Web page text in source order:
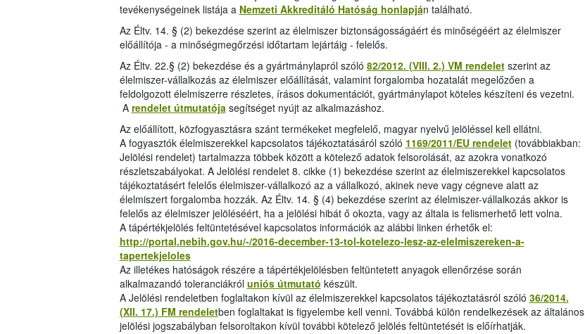
tevékenységeinek listája a Nemzeti Akkreditáló Hatóság honlapján található.
Az Éltv. 14. § (2) bekezdése szerint az élelmiszer biztonságosságáért és minőségéért az élelmiszer
előállítója - a minőségmegőrzési időtartam lejártáig - felelős.
Az Éltv. 22.§ (2) bekezdése és a gyártmánylapról szóló 82/2012. (VIII. 2.) VM rendeletszerint az
élelmiszer-vállalkozás az élelmiszer előállítását, valamint forgalomba hozatalát megelőzően a
feldolgozott élelmiszerre részletes, írásos dokumentációt, gyártmánylapot köteles készíteni és vezetni.
A rendelet útmutatójasegítséget nyújt az alkalmazáshoz.
Az előállított, közfogyasztásra szánt termékeket megfelelő, magyar nyelvű jelöléssel kell ellátni.
A fogyasztók élelmiszerekkel kapcsolatos tájékoztatásáról szóló 1169/2011/EU rendelet(továbbiakban:
Jelölési rendelet) tartalmazza többek között a kötelező adatok felsorolását, az azokra vonatkozó
részletszabályokat. A Jelölési rendelet 8. cikke (1) bekezdése szerint az élelmiszerekkel kapcsolatos
tájékoztatásért felelős élelmiszer-vállalkozó az a vállalkozó, akinek neve vagy cégneve alatt az
élelmiszert forgalomba hozzák. Az Éltv. 14. § (4) bekezdése szerint az élelmiszer-vállalkozás akkor is
felelős az élelmiszer jelöléséért, ha a jelölési hibát ő okozta, vagy az általa is felismerhető lett volna.
A tápértékjelölés feltüntetésével kapcsolatos információk az alábbi linken érhetők el:
http://portal.nebih.gov.hu/-/2016-december-13-tol-kotelezo-lesz-az-elelmiszereken-a-
tapertekjeloles
Az illetékes hatóságok részére a tápértékjelölésben feltüntetett anyagok ellenőrzése során
alkalmazandó toleranciákról uniós útmutató készült.
A Jelölési rendeletben foglaltakon kívül az élelmiszerekkel kapcsolatos tájékoztatásról szóló 36/2014.
(XII. 17.) FM rendeletben foglaltakat is figyelembe kell venni. Továbbá külön rendelkezések az általános
jelölési jogszabályban felsoroltakon kívül további kötelező jelölés feltüntetését is előírhatják.